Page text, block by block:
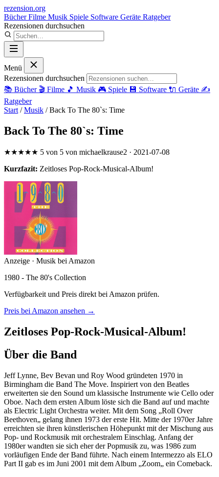
rezension.org
BücherFilme Musik Spiele Software Geräte Ratgeber
Rezensionen durchsuchen
Menü
Rezensionen durchsuchen
📚 Bücher 🎬 Filme 🎵 Musik 🎮 Spiele 💾 Software 🔌 Geräte ✍️
Ratgeber
Start / Musik / Back To The 80`s: Time
Back To The 80`s: Time
★★★★★ 5 von 5 von michaelkrause2 · 2021-07-08
Kurzfazit: Zeitloses Pop-Rock-Musical-Album!
Anzeige · Musik bei Amazon
1980 - The 80's Collection
Verfügbarkeit und Preis direkt bei Amazon prüfen.
Preis bei Amazon ansehen →
Zeitloses Pop-Rock-Musical-Album!
Über die Band
Jeff Lynne, Bev Bevan und Roy Wood gründeten 1970 in
Birmingham die Band The Move. Inspiriert von den Beatles
erweiterten sie den Sound um klassische Instrumente wie Cello oder
Oboe. Nach dem ersten Album löste sich die Band auf und machte
als Electric Light Orchestra weiter. Mit dem Song „Roll Over
Beethoven„ gelang ihnen 1973 der erste Hit. Mitte der 1970er Jahre
erreichten sie ihren künstlerischen Höhepunkt mit der Mischung aus
Pop- und Rockmusik mit orchestralem Einschlag. Anfang der
1980er wandten sie sich eher der Popmusik zu, was 1986 zum
vorläufigen Ende der Band führte. Nach einem Intermezzo als ELO
Part II gab es im Juni 2001 mit dem Album „Zoom„ ein Comeback.